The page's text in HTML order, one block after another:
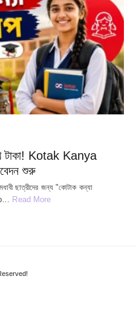
টাকা! Kotak Kanya
শুরু
ছাত্রীদের জন্য "কোটাক কন্যা
Read More